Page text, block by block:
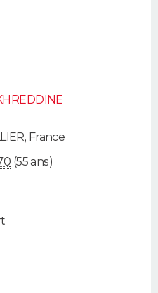
, France
(55 ans)